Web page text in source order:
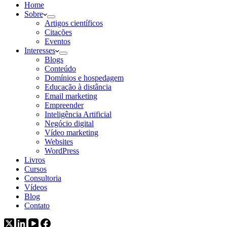
Home
Sobre
Artigos científicos
Citações
Eventos
Interesses
Blogs
Conteúdo
Domínios e hospedagem
Educação à distância
Email marketing
Empreender
Inteligência Artificial
Negócio digital
Vídeo marketing
Websites
WordPress
Livros
Cursos
Consultoria
Vídeos
Blog
Contato